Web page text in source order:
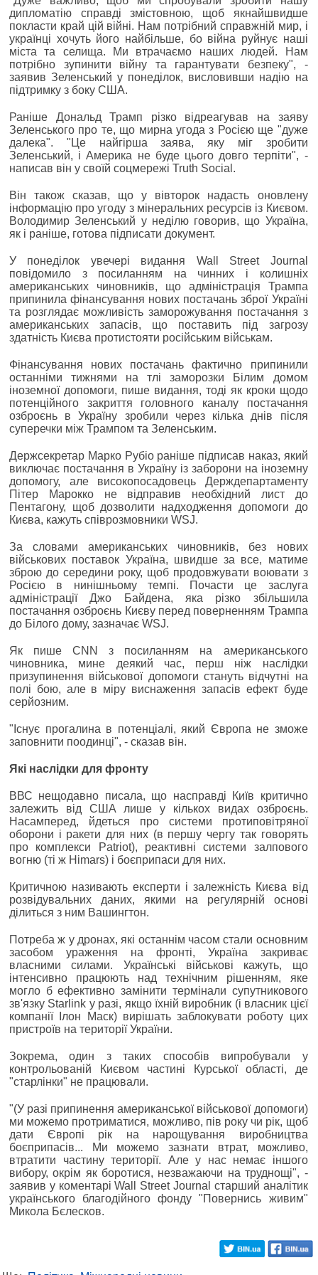
дипломатію справді змістовною, щоб якнайшвидше
покласти край цій війні. Нам потрібний справжній мир, і
українці хочуть його найбільше, бо війна руйнує наші
міста та селища. Ми втрачаємо наших людей. Нам
потрібно зупинити війну та гарантувати безпеку", -
заявив Зеленський у понеділок, висловивши надію на
підтримку з боку США.
Раніше Дональд Трамп різко відреагував на заяву
Зеленського про те, що мирна угода з Росією ще "дуже
далека". "Це найгірша заява, яку міг зробити
Зеленський, і Америка не буде цього довго терпіти", -
написав він у своїй соцмережі Truth Social.
Він також сказав, що у вівторок надасть оновлену
інформацію про угоду з мінеральних ресурсів із Києвом.
Володимир Зеленський у неділю говорив, що Україна,
як і раніше, готова підписати документ.
У понеділок увечері видання Wall Street Journal
повідомило з посиланням на чинних і колишніх
американських чиновників, що адміністрація Трампа
припинила фінансування нових постачань зброї Україні
та розглядає можливість заморожування постачання з
американських запасів, що поставить під загрозу
здатність Києва протистояти російським військам.
Фінансування нових постачань фактично припинили
останніми тижнями на тлі заморозки Білим домом
іноземної допомоги, пише видання, тоді як кроки щодо
потенційного закриття головного каналу постачання
озброєнь в Україну зробили через кілька днів після
суперечки між Трампом та Зеленським.
Держсекретар Марко Рубіо раніше підписав наказ, який
виключає постачання в Україну із заборони на іноземну
допомогу, але високопосадовець Держдепартаменту
Пітер Марокко не відправив необхідний лист до
Пентагону, щоб дозволити надходження допомоги до
Києва, кажуть співрозмовники WSJ.
За словами американських чиновників, без нових
військових поставок Україна, швидше за все, матиме
зброю до середини року, щоб продовжувати воювати з
Росією в нинішньому темпі. Почасти це заслуга
адміністрації Джо Байдена, яка різко збільшила
постачання озброєнь Києву перед поверненням Трампа
до Білого дому, зазначає WSJ.
Як пише CNN з посиланням на американського
чиновника, мине деякий час, перш ніж наслідки
призупинення військової допомоги стануть відчутні на
полі бою, але в міру виснаження запасів ефект буде
серйозним.
"Існує прогалина в потенціалі, який Європа не зможе
заповнити поодинці", - сказав він.
Які наслідки для фронту
ВВС нещодавно писала, що насправді Київ критично
залежить від США лише у кількох видах озброєнь.
Насамперед, йдеться про системи протиповітряної
оборони і ракети для них (в першу чергу так говорять
про комплекси Patriot), реактивні системи залпового
вогню (ті ж Himars) і боєприпаси для них.
Критичною називають експерти і залежність Києва від
розвідувальних даних, якими на регулярній основі
ділиться з ним Вашингтон.
Потреба ж у дронах, які останнім часом стали основним
засобом ураження на фронті, Україна закриває
власними силами. Українські військові кажуть, що
інтенсивно працюють над технічним рішенням, яке
могло б ефективно замінити термінали супутникового
зв'язку Starlink у разі, якщо їхній виробник (і власник цієї
компанії Ілон Маск) вирішать заблокувати роботу цих
пристроїв на території України.
Зокрема, один з таких способів випробували у
контрольованій Києвом частині Курської області, де
"старлінки" не працювали.
"(У разі припинення американської військової допомоги)
ми можемо протриматися, можливо, пів року чи рік, щоб
дати Європі рік на нарощування виробництва
боєприпасів... Ми можемо зазнати втрат, можливо,
втратити частину території. Але у нас немає іншого
вибору, окрім як боротися, незважаючи на труднощі", -
заявив у коментарі Wall Street Journal старший аналітик
українського благодійного фонду "Повернись живим"
Микола Бєлесков.